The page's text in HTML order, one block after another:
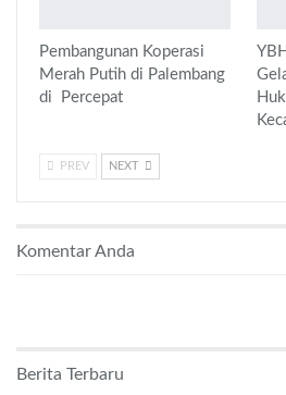
Pembangunan Koperasi
Merah Putih di Palembang
di Percepat
PREV NEXT
Komentar Anda
Berita Terbaru